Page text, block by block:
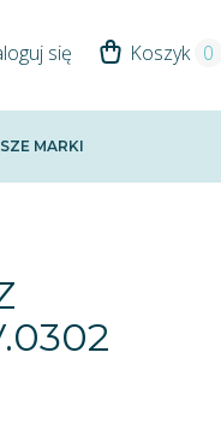
Koszyk 0
się
MARKI